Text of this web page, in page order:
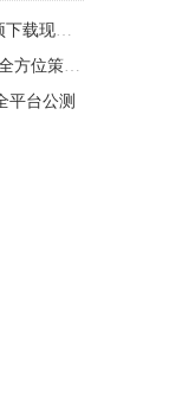
已开启
系智胜战场
平台公测